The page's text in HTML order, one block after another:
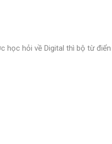
hỏi về Digital thì bộ từ điển